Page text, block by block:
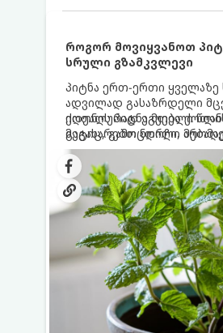
როგორ მოვიყვანოთ
სრული გზამკვლევი
პიტნა ერთ-ერთი ყველაზე
ადვილად გასაზრდელი
იდეალურად ეგუება
მეტიც, გამოცდილი
პიტნა მხოლოდ ქოთანში
ღია გრუნტში (ბაღში)
ძალიან სწრაფად
მცენარეებს ავიწროებს.
ქოთნის პიტნა მთელი
გაგახარებთ ნორჩი,
ჩაის, ლიმონათისა თუ